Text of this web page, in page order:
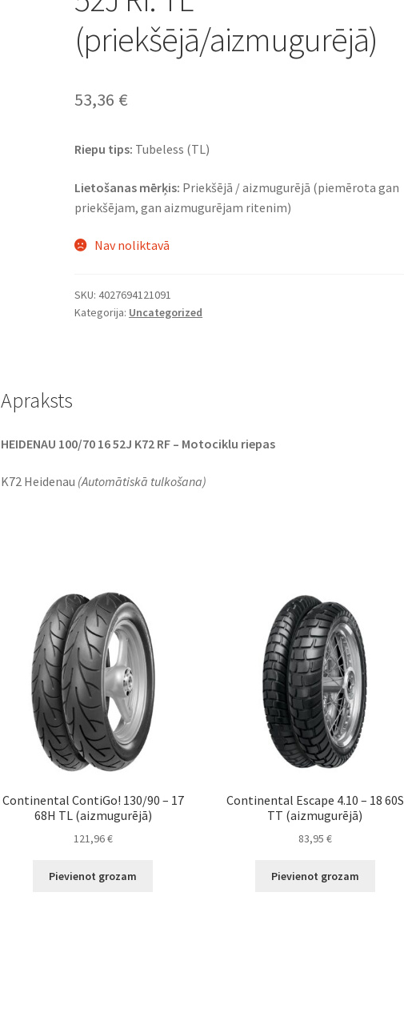
(priekšējā/aizmugurējā)
53,36 €
Riepu tips: Tubeless (TL)
Lietošanas mērķis: Priekšējā / aizmugurējā (piemērota gan
priekšējam, gan aizmugurējam ritenim)
Nav noliktavā
SKU:4027694121091
Kategorija: Uncategorized
Apraksts
HEIDENAU 100/70 16 52J K72 RF – Motociklu riepas
K72 Heidenau (Automātiskā tulkošana)
Continental ContiGo! 130/90 – 17
68H TL (aizmugurējā)
121,96€
Pievienot grozam
Continental Escape 4.10 – 18 60S
TT (aizmugurējā)
83,95 €
Pievienot grozam